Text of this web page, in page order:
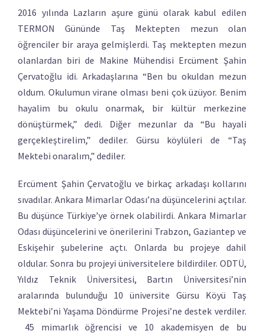
2016 yılında Lazların aşure günü olarak kabul edilen
TERMON Gününde Taş Mektepten mezun olan
öğrenciler bir araya gelmişlerdi. Taş mektepten mezun
olanlardan biri de Makine Mühendisi Ercüment Şahin
Çervatoğlu idi. Arkadaşlarına “Ben bu okuldan mezun
oldum. Okulumun virane olması beni çok üzüyor. Benim
hayalim bu okulu onarmak, bir kültür merkezine
dönüştürmek,” dedi. Diğer mezunlar da “Bu hayali
gerçekleştirelim,” dediler. Gürsu köylüleri de “Taş
Mektebi onaralım,” dediler.
Ercüment Şahin Çervatoğlu ve birkaç arkadaşı kollarını
sıvadılar. Ankara Mimarlar Odası’na düşüncelerini açtılar.
Bu düşünce Türkiye’ye örnek olabilirdi. Ankara Mimarlar
Odası düşüncelerini ve önerilerini Trabzon, Gaziantep ve
Eskişehir şubelerine açtı. Onlarda bu projeye dahil
oldular. Sonra bu projeyi üniversitelere bildirdiler. ODTÜ,
Yıldız Teknik Üniversitesi, Bartın Üniversitesi’nin
aralarında bulunduğu 10 üniversite Gürsu Köyü Taş
Mektebi’ni Yaşama Döndürme Projesi’ne destek verdiler.
45 mimarlık öğrencisi ve 10 akademisyen de bu